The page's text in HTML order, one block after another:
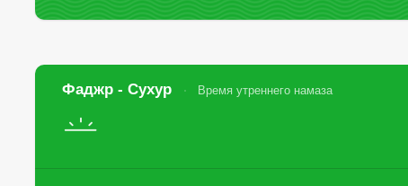
Фаджр - Сухур Время утреннего намаза